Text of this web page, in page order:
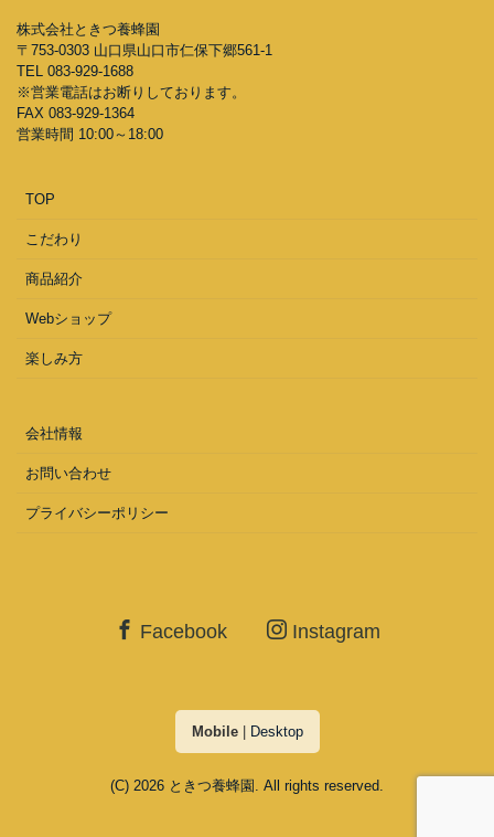
株式会社ときつ養蜂園
〒753-0303 山口県山口市仁保下郷561-1
TEL 083-929-1688
※営業電話はお断りしております。
FAX 083-929-1364
営業時間 10:00～18:00
TOP
こだわり
商品紹介
Webショップ
楽しみ方
会社情報
お問い合わせ
プライバシーポリシー
Facebook Instagram
Mobile| Desktop
(C) 2026 ときつ養蜂園 . All rights reserved.